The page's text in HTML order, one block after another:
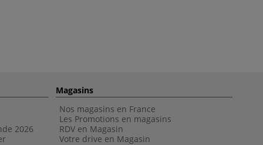
2026
Magasins
Nos magasins en France
Les Promotions en magasins
RDV en Magasin
Votre drive en Magasin